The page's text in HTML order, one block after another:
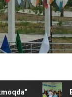
Boysun